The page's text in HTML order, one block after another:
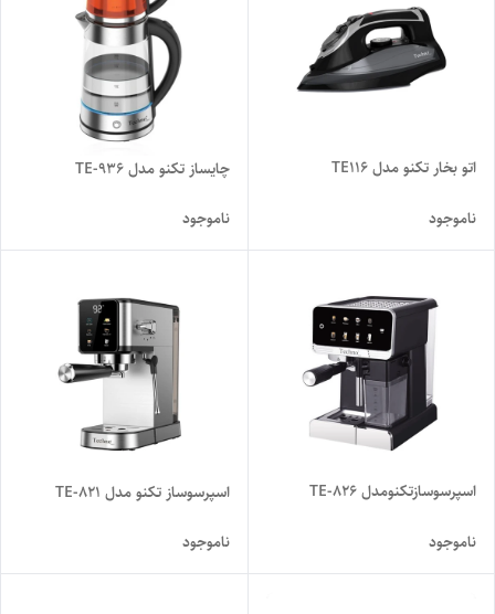
اتو بخار تکنو مدل TE116
ناموجود
چایساز تکنو مدل TE-936
ناموجود
اسپرسوسازتکنومدل TE-826
ناموجود
اسپرسوساز تکنو مدل TE-821
ناموجود